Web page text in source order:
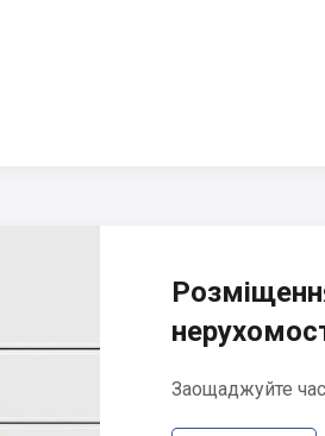
Заощаджуйте час